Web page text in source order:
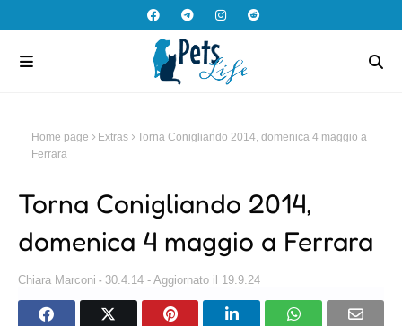
Home page Extras
Torna Conigliando 2014, domenica 4 maggio a
Ferrara
Torna Conigliando 2014,
domenica 4 maggio a Ferrara
Chiara Marconi 30.4.14 - Aggiornato il 19.9.24